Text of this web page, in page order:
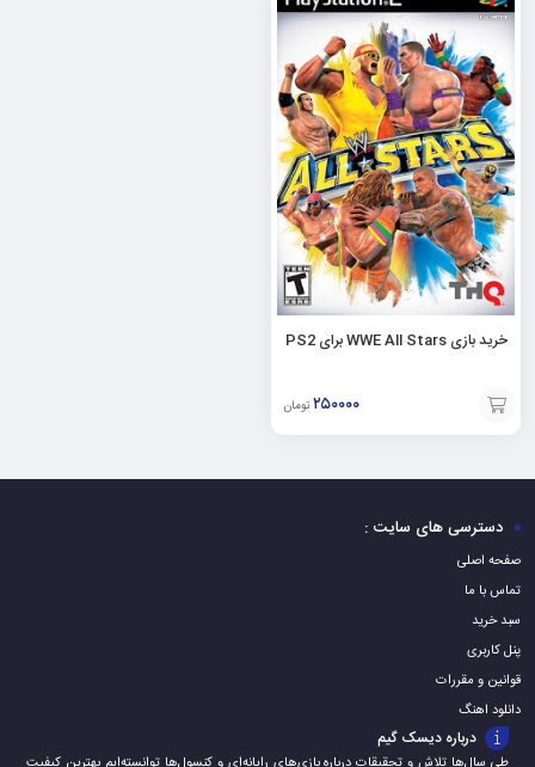
سبد
خرید بازی WWE All Stars برای PS2
۲۵۰۰۰۰ تومان
افزودن
به
دسترسی های سایت :
صفحه اصلی
تماس با ما
سبد خرید
پنل کاربری
قوانین و مقررات
دانلود اهنگ
درباره دیسک گیم